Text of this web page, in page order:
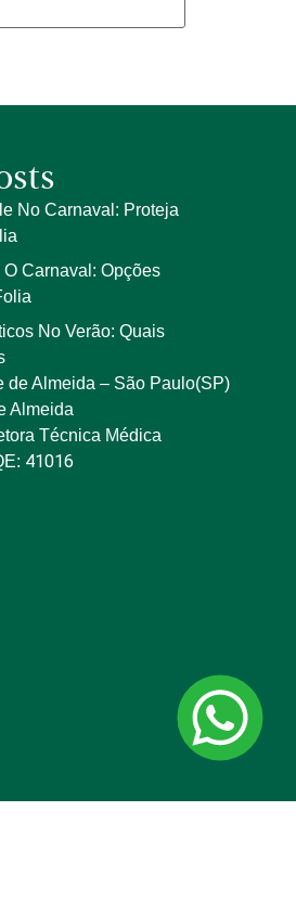
No Carnaval: Proteja
Carnaval: Opções
No Verão: Quais
de Almeida – São Paulo(SP)
Almeida
Técnica Médica
41016